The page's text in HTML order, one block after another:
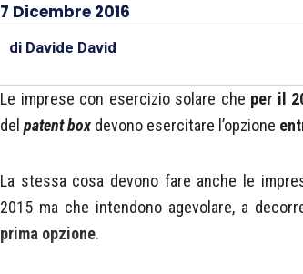
7 Dicembre 2016
di Davide David
Le imprese con esercizio solare che per il
del patent box devono esercitare l’opzione
La stessa cosa devono fare anche le
2015 ma che intendono agevolare, a
prima opzione.